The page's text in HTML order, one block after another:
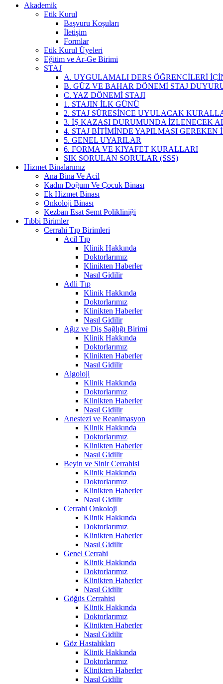
Akademik
Etik Kurul
Başvuru Koşuları
İletişim
Formlar
Etik Kurul Üyeleri
Eğitim ve Ar-Ge Birimi
STAJ
A. UYGULAMALI DERS ÖĞRENCİLERİ
B. GÜZ VE BAHAR DÖNEMİ STAJ
C. YAZ DÖNEMİ STAJI
1. STAJIN İLK GÜNÜ
2. STAJ SÜRESİNCE UYULACAK
3. İŞ KAZASI DURUMUNDA İZLENECEK
4. STAJ BİTİMİNDE YAPILMASI GEREKEN
5. GENEL UYARILAR
6. FORMA VE KIYAFET KURALLARI
SIK SORULAN SORULAR (SSS)
Hizmet Binalarımız
Ana Bina Ve Acil
Kadın Doğum Ve Çocuk Binası
Ek Hizmet Binası
Onkoloji Binası
Kezban Esat Semt Polikliniği
Tıbbi Birimler
Cerrahi Tıp Birimleri
Acil Tıp
Klinik Hakkında
Doktorlarımız
Klinikten Haberler
Nasıl Gidilir
Adli Tıp
Klinik Hakkında
Doktorlarımız
Klinikten Haberler
Nasıl Gidilir
Ağız ve Diş Sağlığı Birimi
Klinik Hakkında
Doktorlarımız
Klinikten Haberler
Nasıl Gidilir
Algoloji
Klinik Hakkında
Doktorlarımız
Klinikten Haberler
Nasıl Gidilir
Anestezi ve Reanimasyon
Klinik Hakkında
Doktorlarımız
Klinikten Haberler
Nasıl Gidilir
Beyin ve Sinir Cerrahisi
Klinik Hakkında
Doktorlarımız
Klinikten Haberler
Nasıl Gidilir
Cerrahi Onkoloji
Klinik Hakkında
Doktorlarımız
Klinikten Haberler
Nasıl Gidilir
Genel Cerrahi
Klinik Hakkında
Doktorlarımız
Klinikten Haberler
Nasıl Gidilir
Göğüs Cerrahisi
Klinik Hakkında
Doktorlarımız
Klinikten Haberler
Nasıl Gidilir
Göz Hastalıkları
Klinik Hakkında
Doktorlarımız
Klinikten Haberler
Nasıl Gidilir